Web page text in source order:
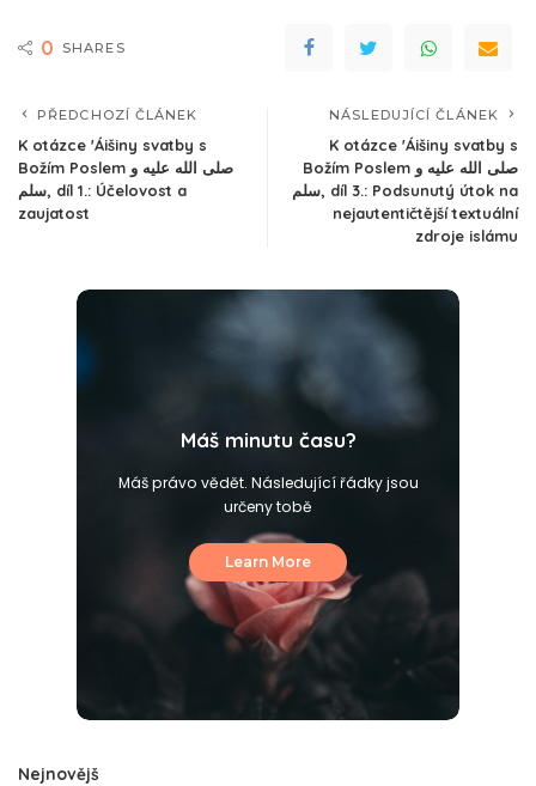
0 SHARES
PŘEDCHOZÍ ČLÁNEK
K otázce 'Áišiny svatby s
Božím Poslem صلى الله عليه و
سلم, díl 1.: Účelovost a
zaujatost
NÁSLEDUJÍCÍ ČLÁNEK
K otázce 'Áišiny svatby s
Božím Poslem صلى الله عليه و
سلم, díl 3.: Podsunutý útok na
nejautentičtější textuální
zdroje islámu
Máš minutu času?
Máš právo vědět. Následující řádky jsou
určeny tobě
Learn More
Nejnovějš